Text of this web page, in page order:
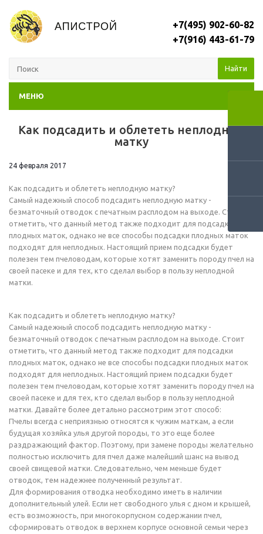
+7(495) 902-60-82
+7(916) 443-61-79
Найти
МЕНЮ
Как подсадить и облететь неплодную
матку
24 февраля 2017
Как подсадить и облететь неплодную матку?
Самый надежный способ подсадить неплодную матку -
безматочный отводок с печатным расплодом на выходе. Стоит
отметить, что данный метод также подходит для подсадки
плодных маток, однако не все способы подсадки плодных маток
подходят для неплодных. Настоящий прием подсадки будет
полезен тем пчеловодам, которые хотят заменить породу пчел на
своей пасеке и для тех, кто сделал выбор в пользу неплодной
матки.
Как подсадить и облететь неплодную матку?
Самый надежный способ подсадить неплодную матку -
безматочный отводок с печатным расплодом на выходе. Стоит
отметить, что данный метод также подходит для подсадки
плодных маток, однако не все способы подсадки плодных маток
подходят для неплодных. Настоящий прием подсадки будет
полезен тем пчеловодам, которые хотят заменить породу пчел на
своей пасеке и для тех, кто сделал выбор в пользу неплодной
матки. Давайте более детально рассмотрим этот способ:
Пчелы всегда с неприязнью относятся к чужим маткам, а если
будущая хозяйка улья другой породы, то это еще более
раздражающий фактор. Поэтому, при замене породы желательно
полностью исключить для пчел даже малейший шанс на вывод
своей свищевой матки. Следовательно, чем меньше будет
отводок, тем надежнее полученный результат.
Для формирования отводка необходимо иметь в наличии
дополнительный улей. Если нет свободного улья с дном и крышей,
есть возможность, при многокорпусном содержании пчел,
сформировать отводок в верхнем корпусе основной семьи через